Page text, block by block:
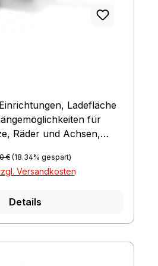
Ladefläche
für
Räder und Achsen,
Preis:
€(18.34% gespart)
Versandkosten
Details